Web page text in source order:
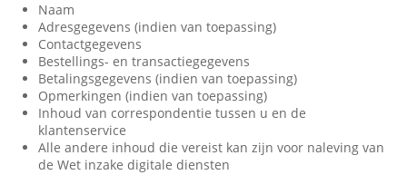
Naam
Adresgegevens (indien van toepassing)
Contactgegevens
Bestellings- en transactiegegevens
Betalingsgegevens (indien van toepassing)
Opmerkingen (indien van toepassing)
Inhoud van correspondentie tussen u en de
klantenservice
Alle andere inhoud die vereist kan zijn voor naleving van
de Wet inzake digitale diensten